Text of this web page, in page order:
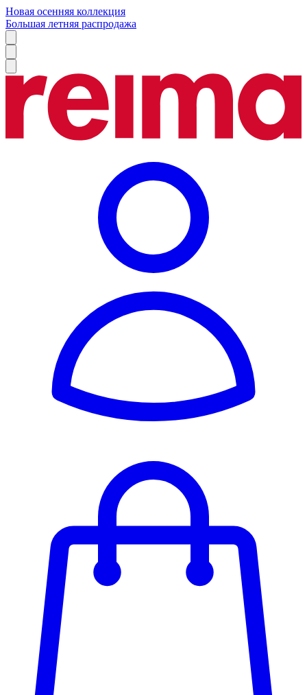
Новая осенняя коллекция
Большая летняя распродажа